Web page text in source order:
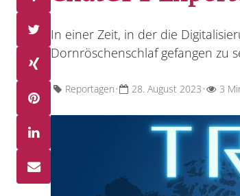
In einer Zeit, in der die
Dornröschenschlaf gefangen zu
Reportagen• 28. August 2023• 3